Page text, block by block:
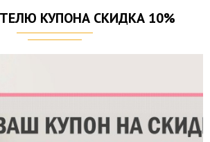
КУПОНА СКИДКА 10%